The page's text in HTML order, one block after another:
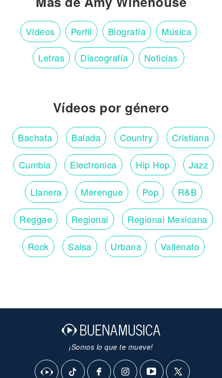
Vídeos Perfil Biografía Música
Letras Discografía Noticias
Vídeos por género
Bachata Balada Country Cristiana
Cumbia Electronica Hip Hop Jazz
Llanera Merengue Pop R&B
Reggae Regional Regional Mexicana
Rock Salsa Urbana Vallenato
¡Somos lo que te mueve!